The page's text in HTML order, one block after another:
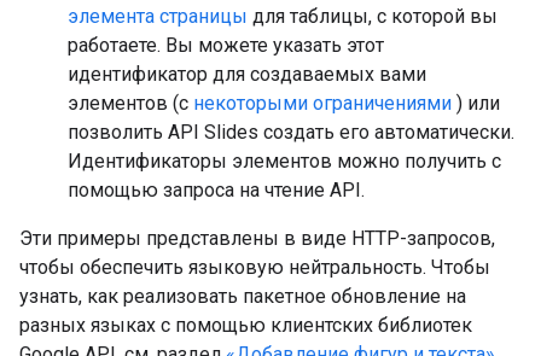
элемента страницы для таблицы, с которой вы
работаете. Вы можете указать этот
идентификатор для создаваемых вами
элементов (с некоторыми ограничениями ) или
позволить API Slides создать его автоматически.
Идентификаторы элементов можно получить с
помощью запроса на чтение API.
Эти примеры представлены в виде HTTP-запросов,
чтобы обеспечить языковую нейтральность. Чтобы
узнать, как реализовать пакетное обновление на
разных языках с помощью клиентских библиотек